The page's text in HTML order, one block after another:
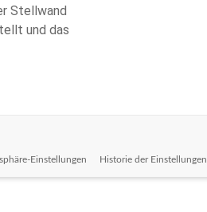
Stellwand
und das
Einstellungen Historie der Einstellungen